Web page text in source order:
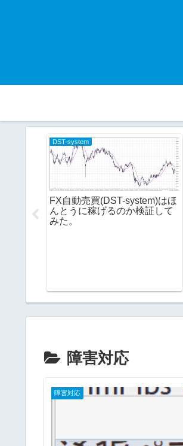
DST-system
FX自動売買(DST-system)はほ
んとうに稼げるのか検証して
みた。
障害対応
障害対応